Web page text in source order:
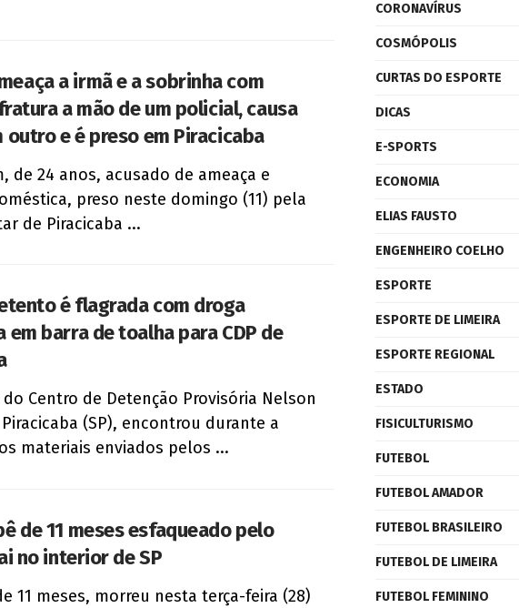
a irmã e a sobrinha com
a mão de um policial, causa
outro e é preso em Piracicaba
de 24 anos, acusado de ameaça e
preso neste domingo (11) pela
de Piracicaba ...
é flagrada com droga
em barra de toalha para CDP de
Centro de Detenção Provisória Nelson
(SP), encontrou durante a
materiais enviados pelos ...
de 11 meses esfaqueado pelo
no interior de SP
11 meses, morreu nesta terça-feira (28)
CORONAVÍRUS
COSMÓPOLIS
CURTAS DO ESPORTE
DICAS
E-SPORTS
ECONOMIA
ELIAS FAUSTO
ENGENHEIRO COELHO
ESPORTE
ESPORTE DE LIMEIRA
ESPORTE REGIONAL
ESTADO
FISICULTURISMO
FUTEBOL
FUTEBOL AMADOR
FUTEBOL BRASILEIRO
FUTEBOL DE LIMEIRA
FUTEBOL FEMININO